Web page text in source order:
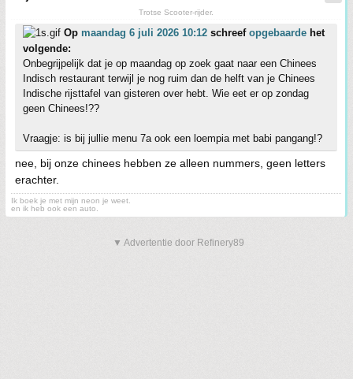
Trotse Scooter-rijder.
Op maandag 6 juli 2026 10:12 schreef opgebaarde het
volgende:
Onbegrijpelijk dat je op maandag op zoek gaat naar een Chinees
Indisch restaurant terwijl je nog ruim dan de helft van je Chinees
Indische rijsttafel van gisteren over hebt. Wie eet er op zondag
geen Chinees!??
Vraagje: is bij jullie menu 7a ook een loempia met babi pangang!?
nee, bij onze chinees hebben ze alleen nummers, geen letters
erachter.
Ik boek je met mijn neon je weet.
en ik heb ook een auto.
▼ Advertentie door Refinery89